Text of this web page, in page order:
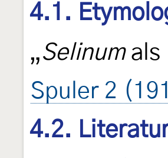
4.1.
„Selinumals
Spuler 2
4.2.